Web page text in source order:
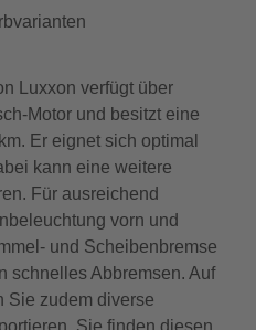
Luxxon verfügt über
Motor und besitzt eine
Er eignet sich optimal
kann eine weitere
Für ausreichend
vorn und
und Scheibenbremse
schnelles Abbremsen. Auf
Sie zudem diverse
Sie finden diesen